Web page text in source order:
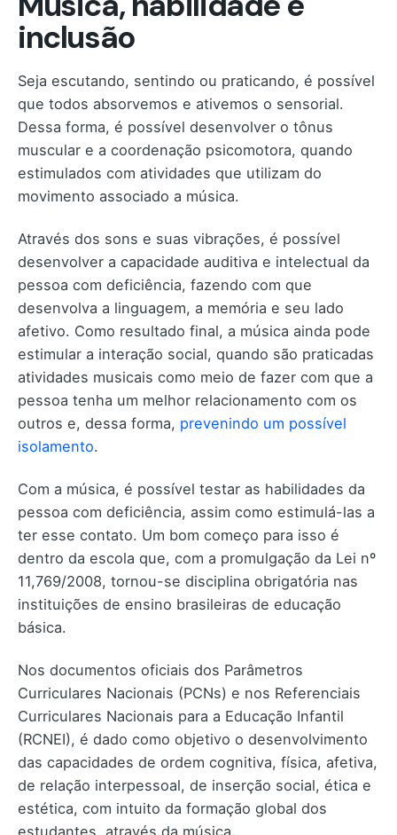
inclusão
Seja escutando, sentindo ou praticando, é possível
que todos absorvemos e ativemos o sensorial.
Dessa forma, é possível desenvolver o tônus
muscular e a coordenação psicomotora, quando
estimulados com atividades que utilizam do
movimento associado a música.
Através dos sons e suas vibrações, é possível
desenvolver a capacidade auditiva e intelectual da
pessoa com deficiência, fazendo com que
desenvolva a linguagem, a memória e seu lado
afetivo. Como resultado final, a música ainda pode
estimular a interação social, quando são praticadas
atividades musicais como meio de fazer com que a
pessoa tenha um melhor relacionamento com os
outros e, dessa forma, prevenindo um possível
isolamento.
Com a música, é possível testar as habilidades da
pessoa com deficiência, assim como estimulá-las a
ter esse contato. Um bom começo para isso é
dentro da escola que, com a promulgação da Lei nº
11,769/2008, tornou-se disciplina obrigatória nas
instituições de ensino brasileiras de educação
básica.
Nos documentos oficiais dos Parâmetros
Curriculares Nacionais (PCNs) e nos Referenciais
Curriculares Nacionais para a Educação Infantil
(RCNEI), é dado como objetivo o desenvolvimento
das capacidades de ordem cognitiva, física, afetiva,
de relação interpessoal, de inserção social, ética e
estética, com intuito da formação global dos